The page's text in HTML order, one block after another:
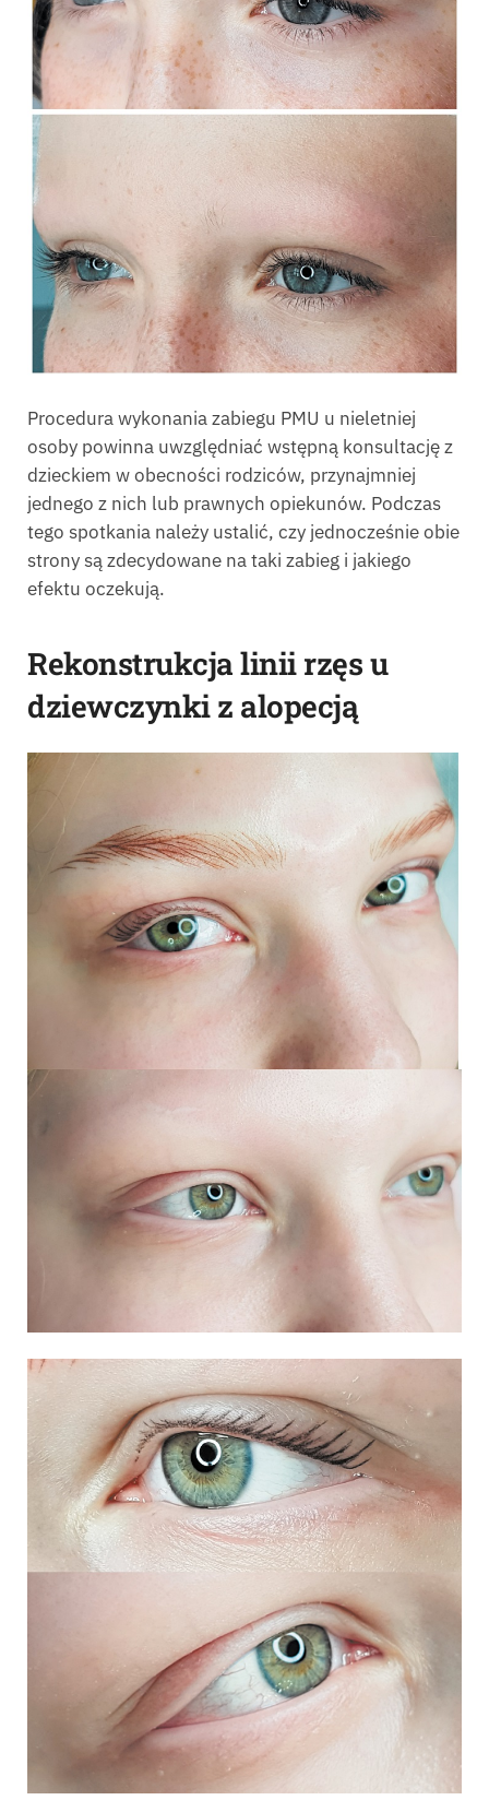
Procedura wykonania zabiegu PMU u nieletniej
osoby powinna uwzględniać wstępną konsultację z
dzieckiem w obecności rodziców, przynajmniej
jednego z nich lub prawnych opiekunów. Podczas
tego spotkania należy ustalić, czy jednocześnie obie
strony są zdecydowane na taki zabieg i jakiego
efektu oczekują.
Rekonstrukcja linii rzęs u
dziewczynki z alopecją